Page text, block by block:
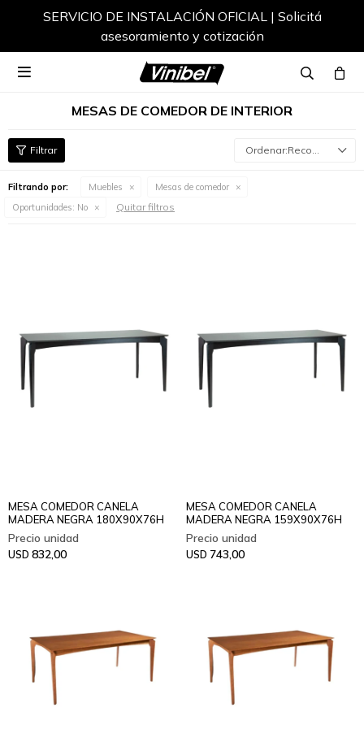
SERVICIO DE INSTALACIÓN OFICIAL | Solicitá
asesoramiento y cotización

MESAS DE COMEDOR DE INTERIOR
Recomendados
Filtrando por: Muebles
Mesas de comedor
Oportunidades: No Quitar filtros
MESA COMEDOR CANELA
MADERA NEGRA 180X90X76H
USD 832,00
MESA COMEDOR CANELA
MADERA NEGRA 159X90X76H
USD 743,00